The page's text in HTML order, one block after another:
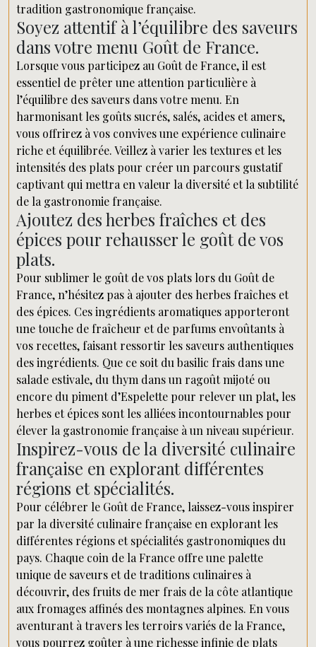
tradition gastronomique française.
Soyez attentif à l’équilibre des saveurs
dans votre menu Goût de France.
Lorsque vous participez au Goût de France, il est
essentiel de prêter une attention particulière à
l’équilibre des saveurs dans votre menu. En
harmonisant les goûts sucrés, salés, acides et amers,
vous offrirez à vos convives une expérience culinaire
riche et équilibrée. Veillez à varier les textures et les
intensités des plats pour créer un parcours gustatif
captivant qui mettra en valeur la diversité et la subtilité
de la gastronomie française.
Ajoutez des herbes fraîches et des
épices pour rehausser le goût de vos
plats.
Pour sublimer le goût de vos plats lors du Goût de
France, n’hésitez pas à ajouter des herbes fraîches et
des épices. Ces ingrédients aromatiques apporteront
une touche de fraîcheur et de parfums envoûtants à
vos recettes, faisant ressortir les saveurs authentiques
des ingrédients. Que ce soit du basilic frais dans une
salade estivale, du thym dans un ragoût mijoté ou
encore du piment d’Espelette pour relever un plat, les
herbes et épices sont les alliées incontournables pour
élever la gastronomie française à un niveau supérieur.
Inspirez-vous de la diversité culinaire
française en explorant différentes
régions et spécialités.
Pour célébrer le Goût de France, laissez-vous inspirer
par la diversité culinaire française en explorant les
différentes régions et spécialités gastronomiques du
pays. Chaque coin de la France offre une palette
unique de saveurs et de traditions culinaires à
découvrir, des fruits de mer frais de la côte atlantique
aux fromages affinés des montagnes alpines. En vous
aventurant à travers les terroirs variés de la France,
vous pourrez goûter à une richesse infinie de plats